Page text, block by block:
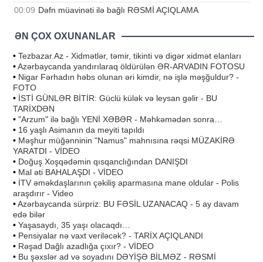
00:09 Dəfn müavinəti ilə bağlı RƏSMİ AÇIQLAMA
ƏN ÇOX OXUNANLAR
• Tezbazar.Az - Xidmətlər, təmir, tikinti və digər xidmət elanları
•Azərbaycanda yandırılaraq öldürülən ƏR-ARVADIN FOTOSU
• Nigar Fərhadın həbs olunan əri kimdir, nə işlə məşğuldur? -
FOTO
• İSTİ GÜNLƏR BİTİR: Güclü külək və leysan gəlir - BU
TARİXDƏN
• "Arzum" ilə bağlı YENİ XƏBƏR - Məhkəmədən sonra…
• 16 yaşlı Asimanın da meyiti tapıldı
• Məşhur müğənninin "Namus" mahnısına rəqsi MÜZAKİRƏ
YARATDI - VİDEO
• Doğuş Xoşqədəmin qısqanclığından DANIŞDI
• Mal əti BAHALAŞDI - VİDEO
• İTV əməkdaşlarının çəkiliş aparmasına mane oldular - Polis
araşdırır - Video
•Azərbaycanda sürpriz: BU FƏSİL UZANACAQ - 5 ay davam
edə bilər
• Yaşasaydı, 35 yaşı olacaqdı…
• Pensiyalar nə vaxt veriləcək? - TARİX AÇIQLANDI
• Rəşad Dağlı azadlığa çıxır? - VİDEO
• Bu şəxslər ad və soyadını DƏYİŞƏ BİLMƏZ - RƏSMİ